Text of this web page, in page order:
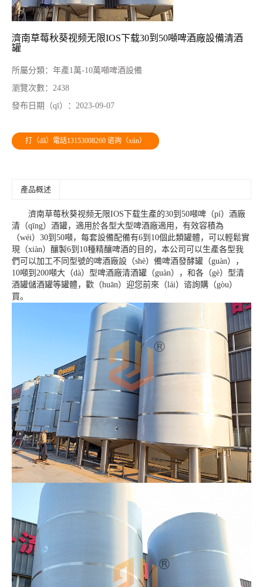
濟南草莓秋葵视频无限IOS下载30到50噸啤酒廠設備清酒
罐
所屬分類： 年產1萬-10萬噸啤酒設備
瀏覽次數： 2438
發布日期（qī）： 2023-09-07
打（dǎ）電話13153008260 谘詢（xún）
產品概述
濟南草莓秋葵视频无限IOS下载生產的30到50噸啤（pí）酒廠
清（qīng）酒罐，適用於各型大型啤酒廠適用，有效容積為
（wéi）30到50噸，每套設備配備有6到10個此類罐體，可以輕鬆實
現（xiàn）釀製6到10種精釀啤酒的目的，本公司可以生產各型我
們可以加工不同型號的啤酒廠設（shè）備啤酒發酵罐（guàn），
10噸到200噸大（dà）型啤酒廠清酒罐（guàn），和各（gè）型清
酒罐儲酒罐等罐體，歡（huān）迎您前來（lái）谘詢購（gòu）
買。